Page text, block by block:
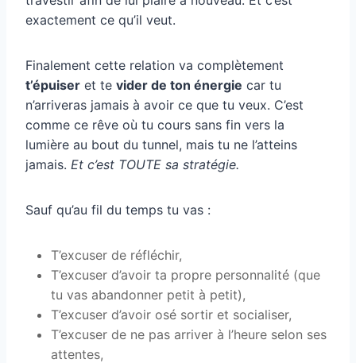
exactement ce qu’il veut.
Finalement cette relation va complètement
t’épuiser et te vider de ton énergie car tu
n’arriveras jamais à avoir ce que tu veux. C’est
comme ce rêve où tu cours sans fin vers la
lumière au bout du tunnel, mais tu ne l’atteins
jamais. Et c’est TOUTE sa stratégie.
Sauf qu’au fil du temps tu vas :
T’excuser de réfléchir,
T’excuser d’avoir ta propre personnalité (que
tu vas abandonner petit à petit),
T’excuser d’avoir osé sortir et socialiser,
T’excuser de ne pas arriver à l’heure selon ses
attentes,